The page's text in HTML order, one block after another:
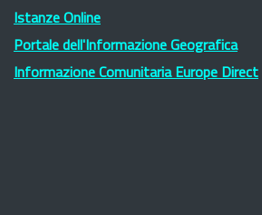
Istanze Online
Portale dell'Informazione Geografica
Informazione Comunitaria Europe Direct